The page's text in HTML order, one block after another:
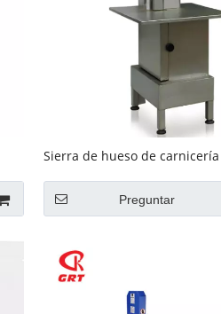
Sierra de hueso de
Preguntar